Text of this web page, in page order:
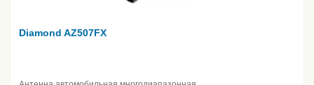
Diamond AZ507FX